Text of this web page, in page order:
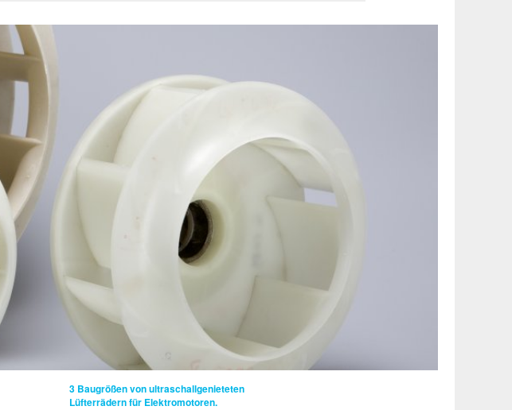
3 Baugrößen von ultraschallgenieteten
Lüfterrädern für Elektromotoren.